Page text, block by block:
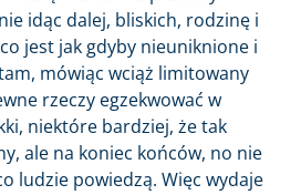
idąc dalej, bliskich, rodzinę i
jest jak gdyby nieuniknione i
mówiąc wciąż limitowany
rzeczy egzekwować w
niektóre bardziej, że tak
ale na koniec końców, no nie
ludzie powiedzą. Więc wydaje